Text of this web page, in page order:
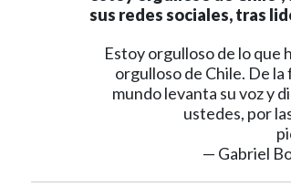
sus redes sociales, tras
Estoy orgulloso de lo que
orgulloso de Chile. De
mundo levanta su voz y
ustedes, por
— Gabriel